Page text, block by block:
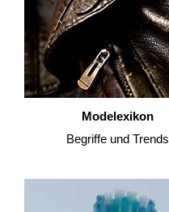
Modelexikon
Begriffe und Trends